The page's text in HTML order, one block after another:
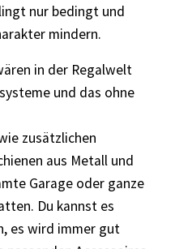
nur bedingt und
mindern.
in der Regalwelt
und das ohne
zusätzlichen
aus Metall und
Garage oder ganze
Du kannst es
es wird immer gut